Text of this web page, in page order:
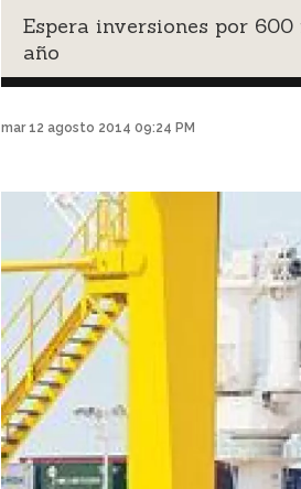
Espera inversiones por
año
mar 12 agosto 2014 09:24 PM